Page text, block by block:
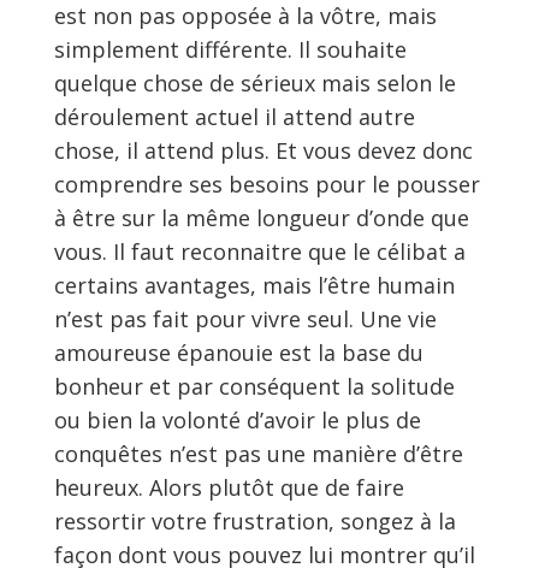
est non pas opposée à la vôtre, mais
simplement différente. Il souhaite
quelque chose de sérieux mais selon le
déroulement actuel il attend autre
chose, il attend plus. Et vous devez donc
comprendre ses besoins pour le pousser
à être sur la même longueur d’onde que
vous. Il faut reconnaitre que le célibat a
certains avantages, mais l’être humain
n’est pas fait pour vivre seul. Une vie
amoureuse épanouie est la base du
bonheur et par conséquent la solitude
ou bien la volonté d’avoir le plus de
conquêtes n’est pas une manière d’être
heureux. Alors plutôt que de faire
ressortir votre frustration, songez à la
façon dont vous pouvez lui montrer qu’il